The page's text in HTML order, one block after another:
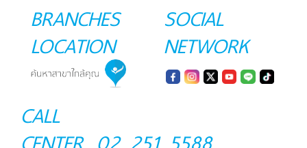
BRANCHES
LOCATION
SOCIAL
NETWORK
CALL